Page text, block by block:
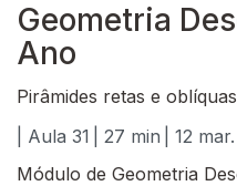
Geometria
Ano
Pirâmides retas e
| Aula 31
| 27 min
| 12
Módulo de Geometria